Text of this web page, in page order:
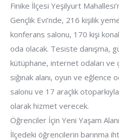
Finike İlçesi Yeşilyurt
Gençlik Evi’nde, 216 kişilik
konferans salonu, 170 kişi
oda olacak. Tesiste danışma,
kütüphane, internet odaları ve
sığınak alanı, oyun ve eğlence
salonu ve 17 araçlık
olarak hizmet verecek.
Öğrenciler İçin Yeni Yaşam
İlçedeki öğrencilerin barınma